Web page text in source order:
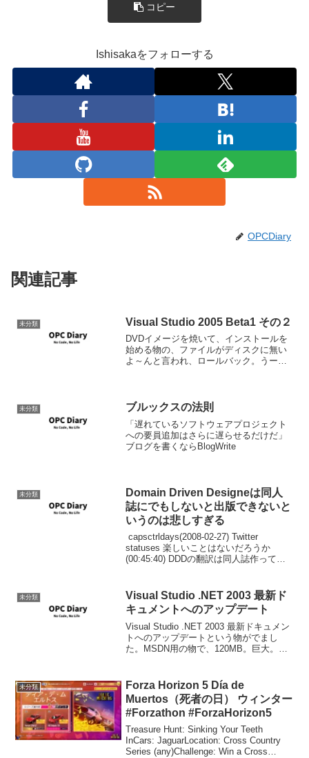
コピー
Ishisakaをフォローする
OPCDiary
関連記事
未分類 Visual Studio 2005 Beta1 その２
DVDイメージを焼いて、インストールを
始める物の、ファイルがディスクに無い
よ～んと言われ、ロールバック。うーん
くいっているようなの...
未分類 ブルックスの法則
「遅れているソフトウェアプロジェクト
への要員追加はさらに遅らせるだけだ」
ブログを書くならBlogWrite
未分類
Domain Driven Designeは同人
誌にでもしないと出版できないと
いうのは悲しすぎる
capsctrldays(2008-02-27) Twitter
statuses 楽しいことはないだろうか
(00:45:40) DDDの翻訳は同人誌作って販
未分類
Visual Studio .NET 2003 最新ド
キュメントへのアップデート
Visual Studio .NET 2003 最新ドキュメン
トへのアップデートという物がでまし
た。MSDN用の物で、120MB。巨大。し
ークの各クラスのコードサンプル...
未分類
Forza Horizon 5 Día de
Muertos（死者の日） ウィンター
#Forzathon #ForzaHorizon5
Treasure Hunt: Sinking Your Teeth
InCars: JaguarLocation: Cross Country
Series (any)Challenge: Win a Cross